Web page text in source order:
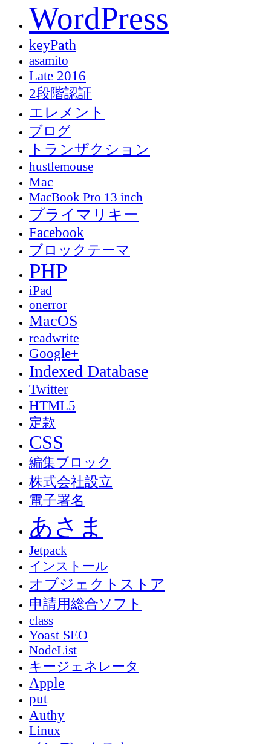
WordPress
keyPath
asamito
Late 2016
2段階認証
エレメント
ブログ
トランザクション
hustlemouse
Mac
MacBook Pro 13 inch
プライマリキー
Facebook
ブロックテーマ
PHP
iPad
onerror
MacOS
readwrite
Google+
Indexed Database
Twitter
HTML5
定款
CSS
編集ブロック
株式会社設立
電子署名
あさま
Jetpack
インストール
オブジェクトストア
申請用総合ソフト
class
Yoast SEO
NodeList
キージェネレータ
Apple
put
Authy
Linux